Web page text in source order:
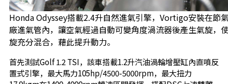
Honda Odyssey搭載2.4升自然進氣引擎，Vortigo安裝在節
廠進氣管內，讓空氣經過自動可變角度渦流器後產生氣旋，
旋充分混合，藉此提升動力。
首先測試Golf 1.2 TSI，該車搭載1.2升汽油渦輪增壓缸內直噴反
置式引擎，最大馬力105hp/4500-5000rpm，最大扭力